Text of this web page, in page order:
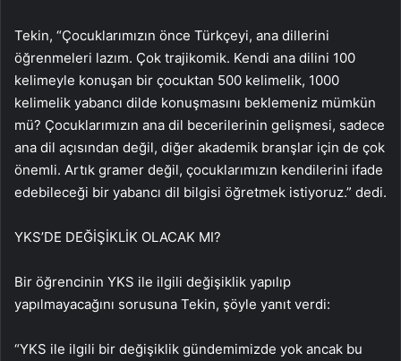
Tekin, “Çocuklarımızın önce Türkçeyi, ana dillerini
öğrenmeleri lazım. Çok trajikomik. Kendi ana dilini 100
kelimeyle konuşan bir çocuktan 500 kelimelik, 1000
kelimelik yabancı dilde konuşmasını beklemeniz mümkün
mü? Çocuklarımızın ana dil becerilerinin gelişmesi, sadece
ana dil açısından değil, diğer akademik branşlar için de çok
önemli. Artık gramer değil, çocuklarımızın kendilerini ifade
edebileceği bir yabancı dil bilgisi öğretmek istiyoruz.” dedi.
YKS’DE DEĞİŞİKLİK OLACAK MI?
Bir öğrencinin YKS ile ilgili değişiklik yapılıp
yapılmayacağını sorusuna Tekin, şöyle yanıt verdi:
“YKS ile ilgili bir değişiklik gündemimizde yok ancak bu